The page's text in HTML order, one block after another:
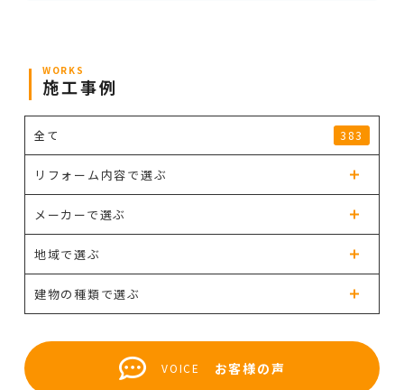
WORKS
施工事例
全て 383
リフォーム内容で選ぶ
メーカーで選ぶ
地域で選ぶ
建物の種類で選ぶ
VOICE お客様の声